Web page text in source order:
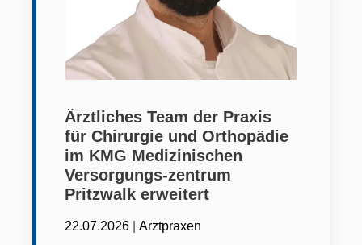
Ärztliches Team der Praxis
für Chirurgie und Orthopädie
im KMG Medizinischen
Versorgungs-zentrum
Pritzwalk erweitert
22.07.2026 | Arztpraxen